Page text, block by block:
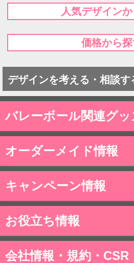
人気デザイン
価格から
デザインを考える・相談す
バレーボール関連グッ
オーダーメイド情報
キャンペーン情報
お役立ち情報
会社情報・規約・CSR